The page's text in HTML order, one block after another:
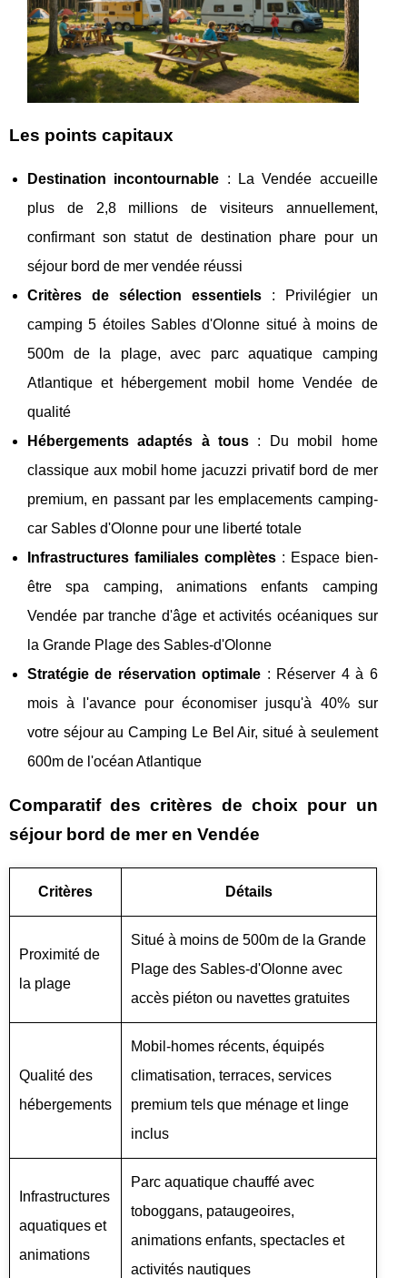
Les points capitaux
Destination incontournable : La Vendée accueille
plus de 2,8 millions de visiteurs annuellement,
confirmant son statut de destination phare pour un
séjour bord de mer vendée réussi
Critères de sélection essentiels : Privilégier un
camping 5 étoiles Sables d'Olonne situé à moins de
500m de la plage, avec parc aquatique camping
Atlantique et hébergement mobil home Vendée de
qualité
Hébergements adaptés à tous : Du mobil home
classique aux mobil home jacuzzi privatif bord de mer
premium, en passant par les emplacements camping-
car Sables d'Olonne pour une liberté totale
Infrastructures familiales complètes: Espace bien-
être spa camping, animations enfants camping
Vendée par tranche d'âge et activités océaniques sur
la Grande Plage des Sables-d'Olonne
Stratégie de réservation optimale : Réserver 4 à 6
mois à l'avance pour économiser jusqu'à 40% sur
votre séjour au Camping Le Bel Air, situé à seulement
600m de l'océan Atlantique
Comparatif des critères de choix pour un
séjour bord de mer en Vendée
Critères Détails
Proximité de
la plage
Situé à moins de 500m de la Grande
Plage des Sables-d'Olonne avec
accès piéton ou navettes gratuites
Qualité des
hébergements
Mobil-homes récents, équipés
climatisation, terraces, services
premium tels que ménage et linge
inclus
Infrastructures
aquatiques et
animations
Parc aquatique chauffé avec
toboggans, pataugeoires,
animations enfants, spectacles et
activités nautiques